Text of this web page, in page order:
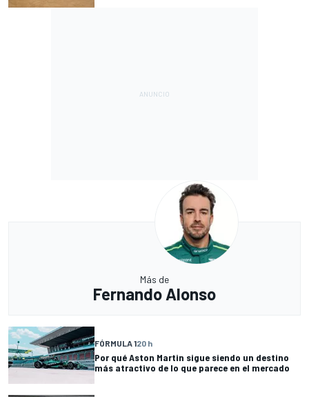
Más de
Fernando Alonso
FÓRMULA 120 h
Por qué Aston Martin sigue siendo un destino
más atractivo de lo que parece en el mercado